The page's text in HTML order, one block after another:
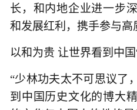
长，和内地企业进一步
和发展红利，携手参与高
以和为贵 让世界看到中
“少林功夫太不可思议了
到中国历史文化的博大